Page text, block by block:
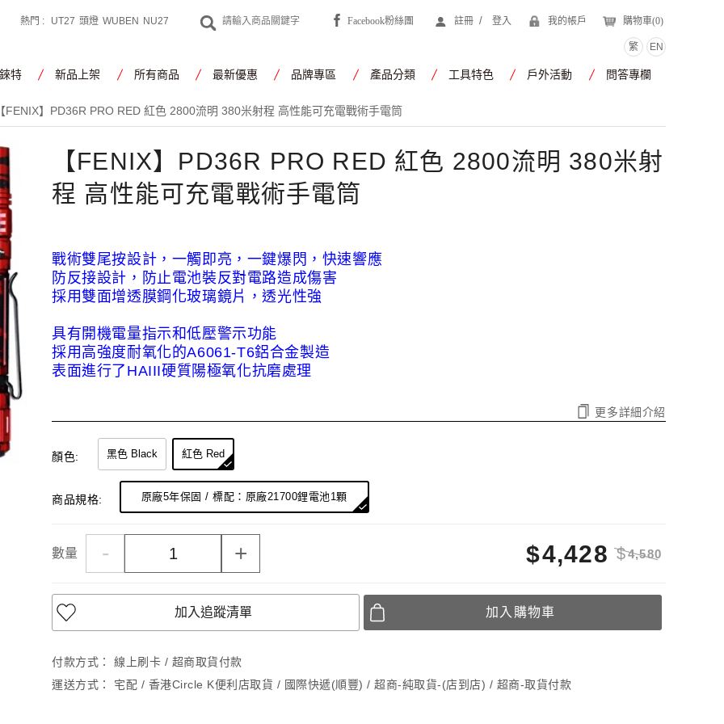
熱門 : UT27 頭燈 WUBEN NU27 Facebook粉絲團 註冊 / 登入 我的帳戶 購物車(0)
繁 EN
特 新品上架 所有商品 最新優惠 品牌專區 產品分類 工具特色 戶外活動 問答專欄
FENIX】PD36R PRO RED 紅色 2800流明 380米射程 高性能可充電戰術手電筒
【FENIX】PD36R PRO RED 紅色 2800流明 380米射
程 高性能可充電戰術手電筒
戰術雙尾按設計，一觸即亮，一鍵爆閃，快速響應
防反接設計，防止電池裝反對電路造成傷害
採用雙面增透膜鋼化玻璃鏡片，透光性強
具有開機電量指示和低壓警示功能
採用高強度耐氧化的A6061-T6鋁合金製造
表面進行了HAIII硬質陽極氧化抗磨處理
更多詳細介紹
顏色: 黑色 Black 紅色 Red
商品規格: 原廠5年保固 / 標配：原廠21700鋰電池1顆
數量 - + $4,428 $4,580
加入追蹤清單 加入購物車
付款方式：
線上刷卡 / 超商取貨付款
運送方式：
宅配 / 香港Circle K便利店取貨 / 國際快遞(順豐) / 超商-純取貨-(店到店) / 超商-取貨付款